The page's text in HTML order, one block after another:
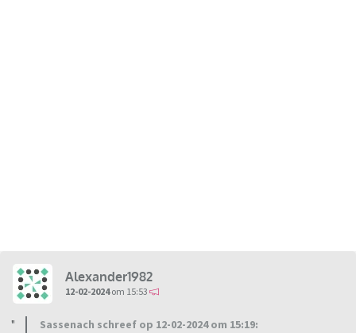
Alexander1982
12-02-2024om 15:53
Sassenach schreef op 12-02-2024 om 15:19: